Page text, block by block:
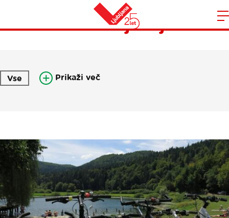
Domov
Pisma iz Ljubljane
Vse Prikaži več